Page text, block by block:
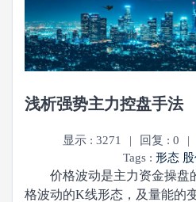
浅析强势主力控盘手法
显示 : 3271 | 回复 : 0 |
Tags : 形态
价格波动是主力资金操
格波动的K线形态，及量能的